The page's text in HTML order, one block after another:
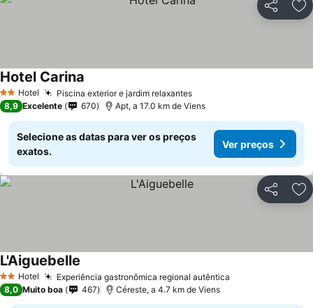
Partilhar
2 Estrelas
Hotel Piscina exterior e jardim relaxantes
Hotel Carina
8,9 Excelente 670 Apt, a 17.0 km de Viens
Selecione as datas para ver os preços
exatos.
Ver preços
Partilhar
2 Estrelas
Hotel Experiência gastronômica regional autêntica
L'Aiguebelle
8,0 Muito boa 467 Céreste, a 4.7 km de Viens